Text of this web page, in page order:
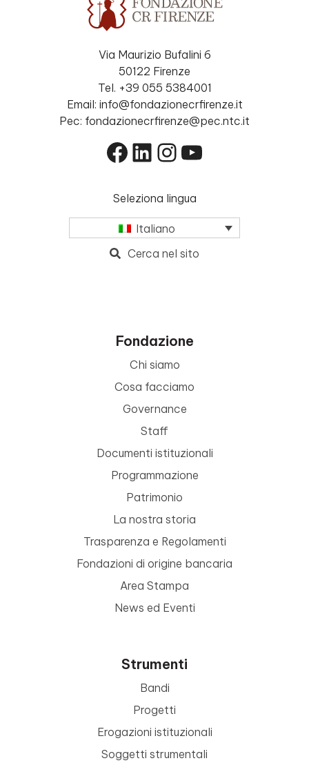
Via Maurizio Bufalini 6
50122 Firenze
Tel. +39 055 5384001
Email: info@fondazionecrfirenze.it
Pec: fondazionecrfirenze@pec.ntc.it
Facebook
LinkedIn
Instagram
YouTube
Seleziona lingua
Italiano
Cerca nel sito
Fondazione
Chi siamo
Cosa facciamo
Governance
Staff
Documenti istituzionali
Programmazione
Patrimonio
La nostra storia
Trasparenza e Regolamenti
Fondazioni di origine bancaria
Area Stampa
News ed Eventi
Strumenti
Bandi
Progetti
Erogazioni istituzionali
Soggetti strumentali